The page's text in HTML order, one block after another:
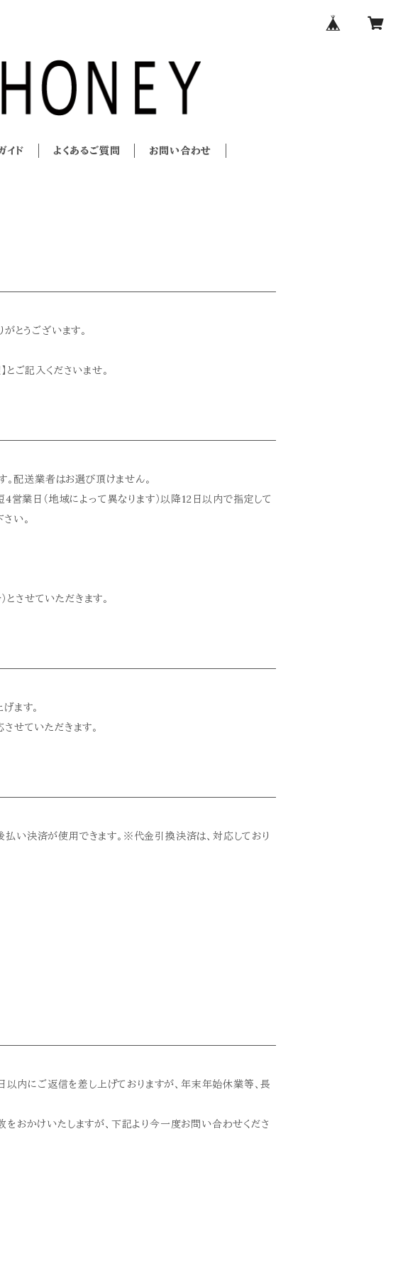
イド よくあるご質問 お問い合わせ
とうございます。
ご記入くださいませ。
。配送業者はお選び頂けません。
業日（地域によって異なります）以降12日以内で指定して
い。
させていただきます。
ます。
せていただきます。
払い決済が使用できます。※代金引換決済は、対応しており
内にご返信を差し上げておりますが、年末年始休業等、長
おかけいたしますが、下記より今一度お問い合わせくださ